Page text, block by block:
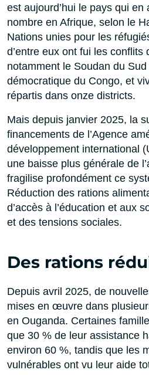
est aujourd’hui le pays qui
nombre en Afrique, selon le
Nations unies pour les
d’entre eux ont fui les conflits
notamment le Soudan du
démocratique du Congo, et
répartis dans onze districts.
Mais depuis janvier 2025, la
financements de l’Agence
développement international
une baisse plus générale de
fragilise profondément ce
Réduction des rations
d’accès à l’éducation et aux
et des tensions sociales.
Des rations
Depuis avril 2025, de
mises en œuvre dans
en Ouganda. Certaines
que 30 % de leur assistance
environ 60 %, tandis que les
vulnérables ont vu leur aide